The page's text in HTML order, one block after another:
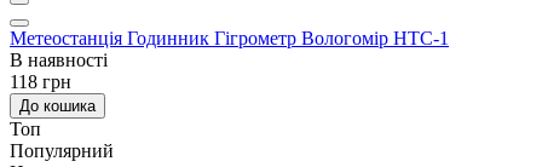
Метеостанція Годинник Гігрометр Вологомір HTC-1
В наявності
118 грн
До кошика
Топ
Популярний